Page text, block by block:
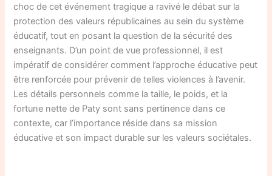
choc de cet événement tragique a ravivé le débat sur la
protection des valeurs républicaines au sein du système
éducatif, tout en posant la question de la sécurité des
enseignants. D’un point de vue professionnel, il est
impératif de considérer comment l’approche éducative peut
être renforcée pour prévenir de telles violences à l’avenir.
Les détails personnels comme la taille, le poids, et la
fortune nette de Paty sont sans pertinence dans ce
contexte, car l’importance réside dans sa mission
éducative et son impact durable sur les valeurs sociétales.